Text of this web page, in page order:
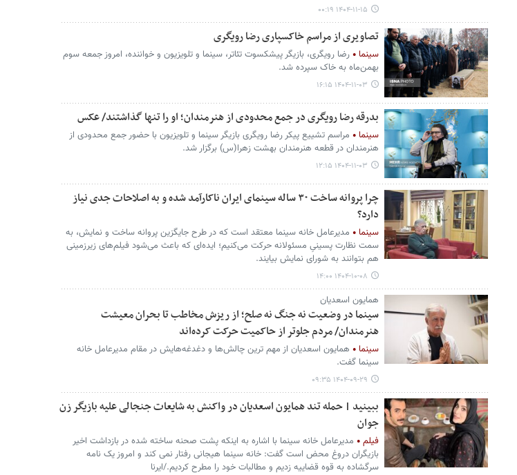
۱۴۰۴-۱۱-۱۵ ۰۰:۱۹
تصاویری از مراسم خاکسپاری رضا رویگری
سینما
رضا رویگری، بازیگر پیشکسوت تئاتر، سینما و تلویزیون و خواننده، امروز جمعه سوم
بهمن‌ماه به خاک سپرده شد.
۱۴۰۴-۱۱-۰۳ ۱۶:۱۵
بدرقه رضا رویگری در جمع محدودی از هنرمندان؛ او را تنها گذاشتند/ عکس
سینما
مراسم تشییع پیکر رضا رویگری بازیگر سینما و تلویزیون با حضور جمع محدودی از
هنرمندان در قطعه هنرمندان بهشت زهرا(س) برگزار شد.
۱۴۰۴-۱۱-۰۳ ۱۲:۱۵
چرا پروانه ساخت ۳۰ ساله سینمای ایران ناکارآمد شده و به اصلاحات جدی نیاز
دارد؟
سینما
مدیرعامل خانه سینما معتقد است که در طرح جایگزین پروانه ساخت و نمایش، به
سمت نظارت پسینیِ مسئولانه حرکت می‌کنیم؛ ایده‌ای که باعث می‌شود فیلم‌های زیرزمینی
هم بتوانند به شورای نمایش بیایند.
۱۴۰۴-۱۰-۰۸ ۱۴:۰۰
همایون اسعدیان
سینما در وضعیت نه جنگ نه صلح؛ از ریزش مخاطب تا بحران معیشت
هنرمندان/ مردم جلوتر از حاکمیت حرکت کرده‌اند
سینما
همایون اسعدیان از مهم ترین چالش‌ها و دغدغه‌هایش در مقام مدیرعامل خانه
سینما گفت.
۱۴۰۴-۰۹-۲۹ ۰۹:۳۵
ببینید | حمله تند همایون اسعدیان در واکنش به شایعات جنجالی علیه بازیگر زن
جوان
فیلم
مدیرعامل خانه سینما با اشاره به اینکه پشت صحنه ساخته شده در بازداشت اخیر
بازیگران دروغ محض است گفت: خانه سینما هیجانی رفتار نمی کند و امروز یک نامه
سرگشاده به قوه قضاییه زدیم و مطالبات خود را مطرح کردیم./ایرنا